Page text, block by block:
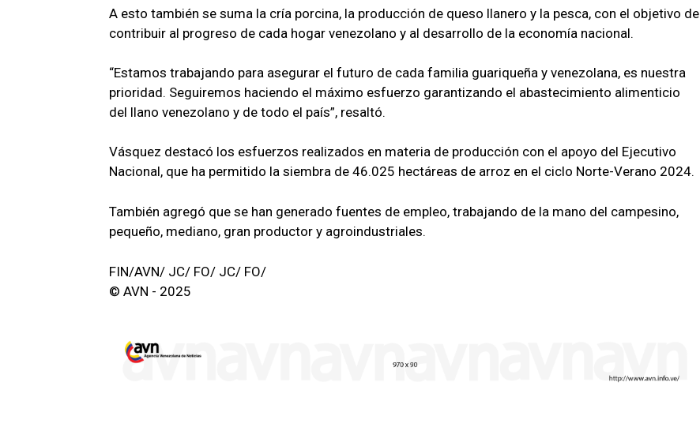
A esto también se suma la cría porcina, la producción de queso llanero y la pesca, con el objetivo de
contribuir al progreso de cada hogar venezolano y al desarrollo de la economía nacional.
“Estamos trabajando para asegurar el futuro de cada familia guariqueña y venezolana, es nuestra
prioridad. Seguiremos haciendo el máximo esfuerzo garantizando el abastecimiento alimenticio
del llano venezolano y de todo el país”, resaltó.
Vásquez destacó los esfuerzos realizados en materia de producción con el apoyo del Ejecutivo
Nacional, que ha permitido la siembra de 46.025 hectáreas de arroz en el ciclo Norte-Verano 2024.
También agregó que se han generado fuentes de empleo, trabajando de la mano del campesino,
pequeño, mediano, gran productor y agroindustriales.
FIN/AVN/ JC/ FO/ JC/ FO/
© AVN - 2025